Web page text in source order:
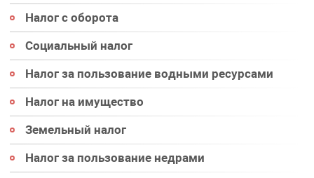
Налог с оборота
Социальный налог
Налог за пользование водными ресурсами
Налог на имущество
Земельный налог
Налог за пользование недрами